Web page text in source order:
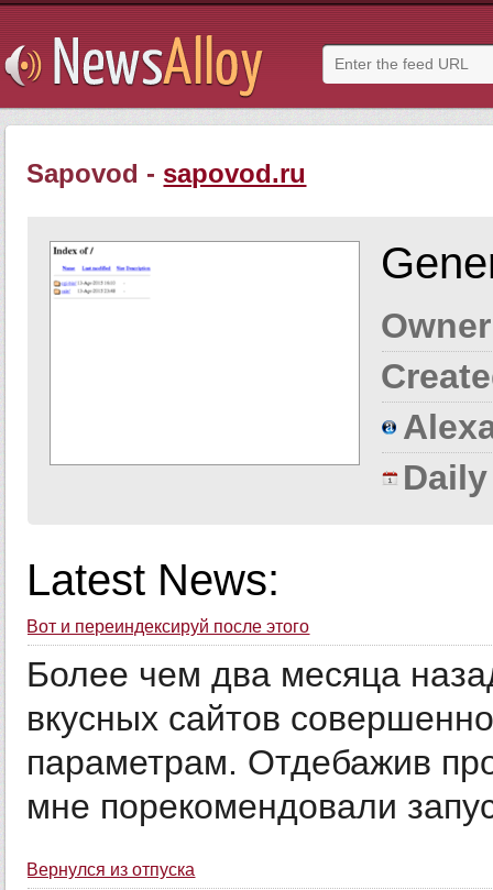
Sapovod - sapovod.ru
Latest News:
Вот и переиндексируй после этого
Более чем два месяца
вкусных сайтов
параметрам. Отдебажив
мне порекомендовали
Вернулся из отпуска